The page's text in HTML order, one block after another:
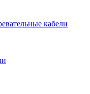
кабели